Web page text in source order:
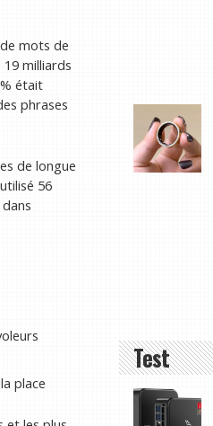
mots de
milliards
était
phrases
de longue
56
place
Test